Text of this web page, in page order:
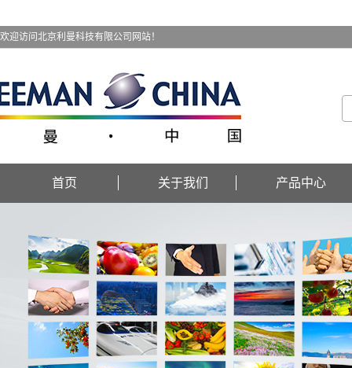
欢迎访问北京利曼科技有限公司网站！
首页 关于我们 产品中心